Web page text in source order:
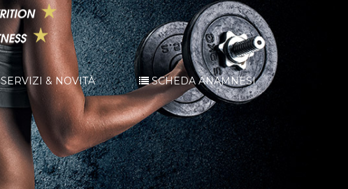
SERVIZI & NOVITÀ SCHEDA ANAMNESI